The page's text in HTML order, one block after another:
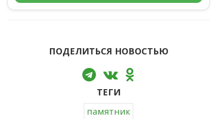
ПОДЕЛИТЬСЯ НОВОСТЬЮ
ТЕГИ
памятник